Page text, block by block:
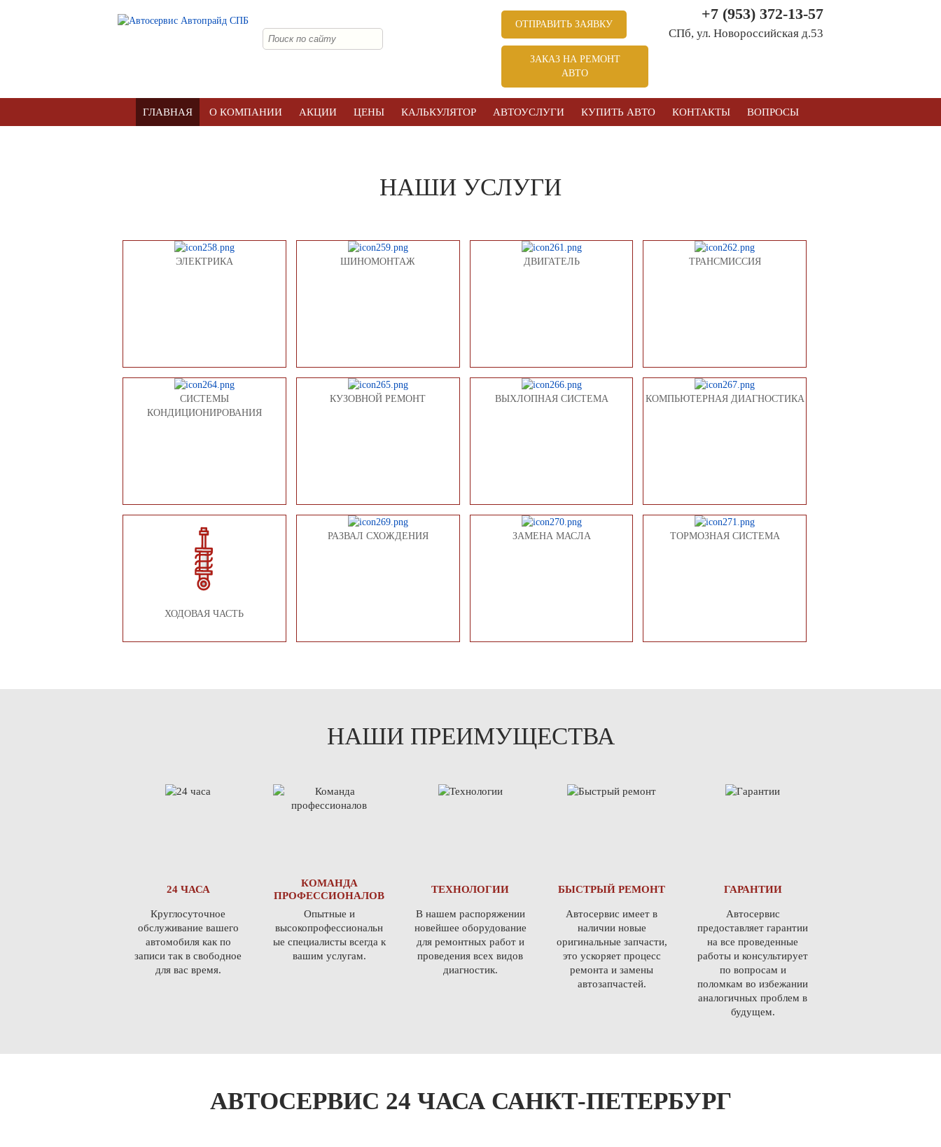
+7 (953) 372-13-57
СПб, ул. Новоросcийская д.53
ОТПРАВИТЬ ЗАЯВКУ
ЗАКАЗ НА РЕМОНТ
АВТО
ГЛАВНАЯ О КОМПАНИИ АКЦИИ ЦЕНЫ КАЛЬКУЛЯТОР АВТОУСЛУГИ КУПИТЬ АВТО КОНТАКТЫ ВОПРОСЫ
НАШИ УСЛУГИ
ЭЛЕКТРИКА ШИНОМОНТАЖ ДВИГАТЕЛЬ ТРАНСМИССИЯ
СИСТЕМЫ
КОНДИЦИОНИРОВАНИЯ
КУЗОВНОЙ РЕМОНТ ВЫХЛОПНАЯ СИСТЕМА КОМПЬЮТЕРНАЯ ДИАГНОСТИКА
ХОДОВАЯ ЧАСТЬ
РАЗВАЛ СХОЖДЕНИЯ ЗАМЕНА МАСЛА ТОРМОЗНАЯ СИСТЕМА
НАШИ ПРЕИМУЩЕСТВА
24 ЧАСА
Круглосуточное
обслуживание вашего
автомобиля как по
записи так в свободное
для вас время.
КОМАНДА
ПРОФЕССИОНАЛОВ
Опытные и
высокопрофессиональн
ые специалисты всегда к
вашим услугам.
ТЕХНОЛОГИИ
В нашем распоряжении
новейшее оборудование
для ремонтных работ и
проведения всех видов
диагностик.
БЫСТРЫЙ РЕМОНТ
Автосервис имеет в
наличии новые
оригинальные запчасти,
это ускоряет процесс
ремонта и замены
автозапчастей.
ГАРАНТИИ
Автосервис
предоставляет гарантии
на все проведенные
работы и консультирует
по вопросам и
поломкам во избежании
аналогичных проблем в
будущем.
АВТОСЕРВИС 24 ЧАСА САНКТ-ПЕТЕРБУРГ